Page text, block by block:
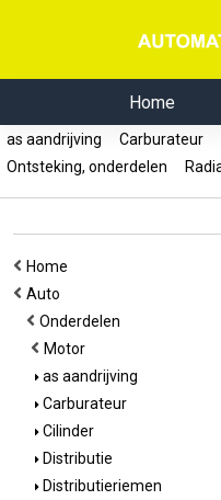
Home
as aandrijving Carburateur
Ontsteking, onderdelen
Home
Auto
Onderdelen
Motor
as aandrijving
Carburateur
Cilinder
Distributie
Distributieriemen